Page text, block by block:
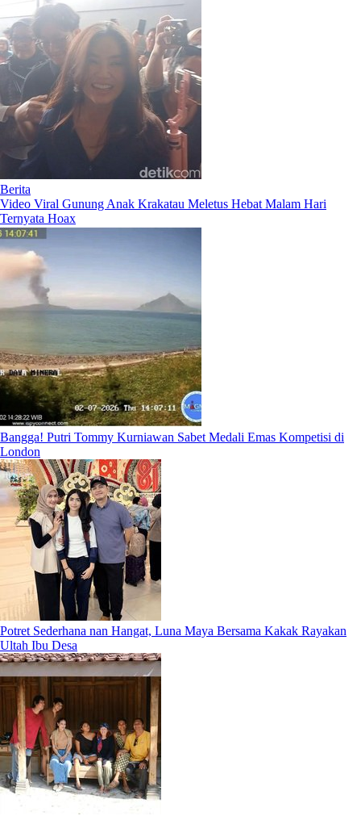
Berita
Video Viral Gunung Anak Krakatau Meletus Hebat Malam Hari
Ternyata Hoax
Bangga! Putri Tommy Kurniawan Sabet Medali Emas Kompetisi di
London
Potret Sederhana nan Hangat, Luna Maya Bersama Kakak Rayakan
Ultah Ibu Desa